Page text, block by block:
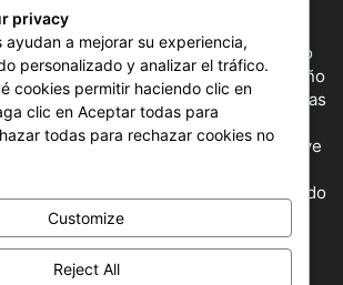
es un proyecto de noticias creado
argentino Ale Gordillo en el año
a CnAr Latam y MS Interactiva noticias
el continente latinoamericano y el
deportes en un solo sitio, donde se vive
esta actividad, nuestros periodistas
mostrar la información precisa del mundo
deportivo.
privacy
ayudan a mejorar su experiencia,
personalizado y analizar el tráfico.
cookies permitir haciendo clic en
clic en Aceptar todas para
todas para rechazar cookies no
Customize
Reject All